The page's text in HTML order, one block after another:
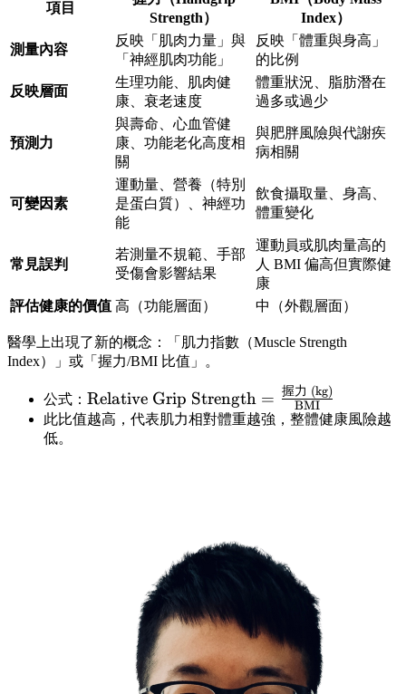
項目
Strength）
Index）
測量內容
反映「肌肉力量」與
「神經肌肉功能」
反映「體重與身高」
的比例
反映層面
生理功能、肌肉健
康、衰老速度
體重狀況、脂肪潛在
過多或過少
預測力
與壽命、心血管健
康、功能老化高度相
關
與肥胖風險與代謝疾
病相關
可變因素
運動量、營養（特別
是蛋白質）、神經功
能
飲食攝取量、身高、
體重變化
常見誤判
若測量不規範、手部
受傷會影響結果
運動員或肌肉量高的
人 BMI 偏高但實際健
康
評估健康的價值 高（功能層面） 中（外觀層面）
醫學上出現了新的概念：「肌力指數（Muscle Strength
Index）」或「握力/BMI 比值」。
公式： \text{Relative
Grip
Relative Grip Strength = BMI
握力 (kg)
此比值越高，代表肌力相對體重越強，整體健康風險越
低。